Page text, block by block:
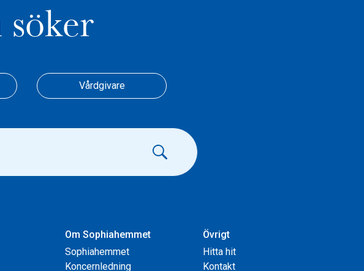
Vårdgivare
Om Sophiahemmet
Sophiahemmet
Koncernledning
Övrigt
Hitta hit
Kontakt